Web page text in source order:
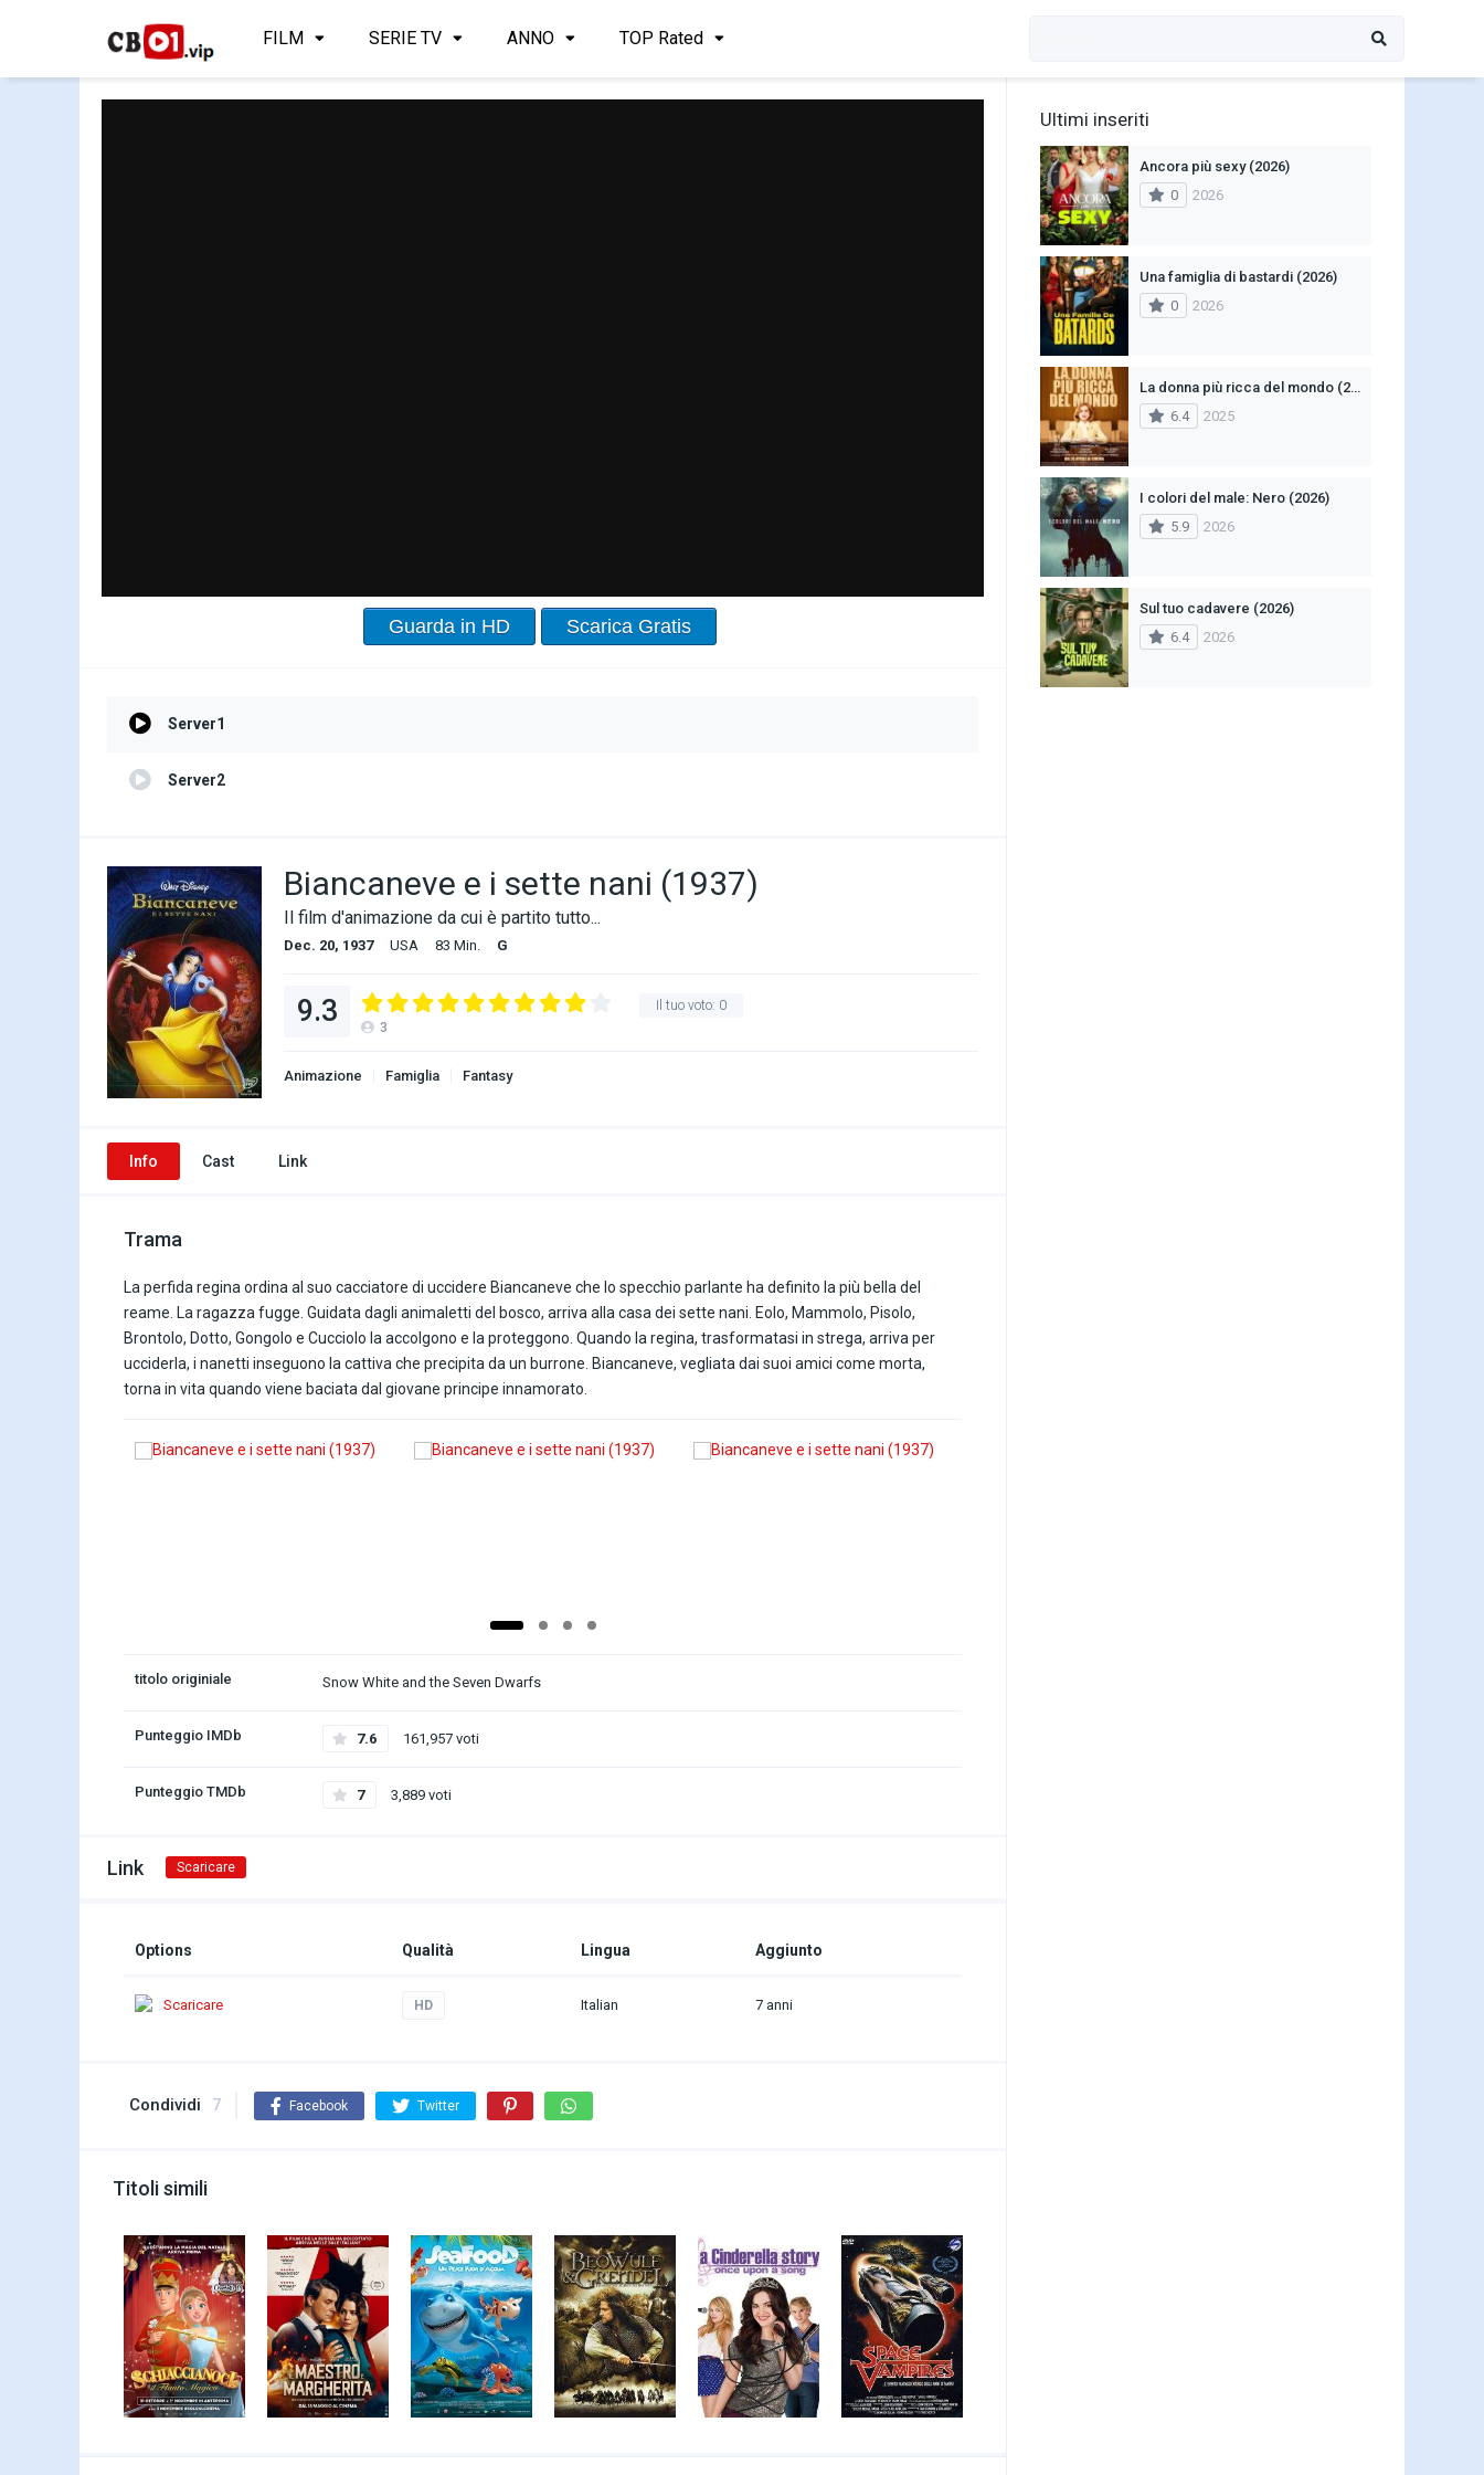
FILM SERIE TV ANNO TOP Rated
Guarda in HD Scarica Gratis
Server1
Server2
Biancaneve e i sette nani (1937)
Il film d'animazione da cui è partito tutto...
Dec. 20, 1937 USA 83 Min. G
Il tuo voto: 0
9.3 3
Animazione Famiglia Fantasy
Info Cast Link
Trama
La perfida regina ordina al suo cacciatore di uccidere Biancaneve che lo specchio parlante ha definito la più bella del
reame. La ragazza fugge. Guidata dagli animaletti del bosco, arriva alla casa dei sette nani. Eolo, Mammolo, Pisolo,
Brontolo, Dotto, Gongolo e Cucciolo la accolgono e la proteggono. Quando la regina, trasformatasi in strega, arriva per
ucciderla, i nanetti inseguono la cattiva che precipita da un burrone. Biancaneve, vegliata dai suoi amici come morta,
torna in vita quando viene baciata dal giovane principe innamorato.
titolo originiale Snow White and the Seven Dwarfs
Punteggio IMDb 7.6 161,957 voti
Punteggio TMDb 7 3,889 voti
Link Scaricare
Options Qualità Lingua Aggiunto
Scaricare HD Italian 7 anni
Condividi 7 Facebook Twitter
Titoli simili
Ultimi inseriti
Ancora più sexy (2026)
0
2026
Una famiglia di bastardi (2026)
0
2026
La donna più ricca del mondo (2025)
6.4
2025
I colori del male: Nero (2026)
5.9
2026
Sul tuo cadavere (2026)
6.4
2026